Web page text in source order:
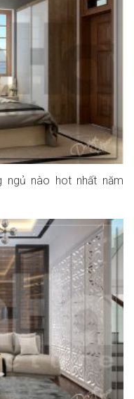
ngủ nào hot nhất năm